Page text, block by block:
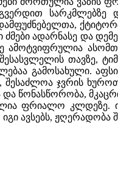
სარკმლებზე
ადარნასე და
ამოტვიფრულია
თავზე,
გამოსახული.
ჯვრის
და წონასწორობა,
ფრიალო კლდეზე.
ავსებს, ჟღერადობა